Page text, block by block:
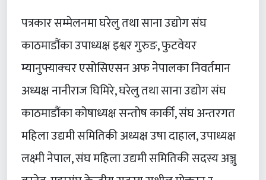
पत्रकार सम्मेलनमा घरेलु तथा साना उद्योग संघ
काठमाडौंका उपाध्यक्ष इश्वर गुरुङ, फुटवेयर
म्यानुफ्याक्चर एसोसिएसन अफ नेपालका निवर्तमान
अध्यक्ष नानीराज घिमिरे, घरेलु तथा साना उद्योग संघ
काठमाडौंका कोषाध्यक्ष सन्तोष कार्की, संघ अन्तरगत
महिला उद्यमी समितिकी अध्यक्ष उषा दाहाल, उपाध्यक्ष
लक्ष्मी नेपाल, संघ महिला उद्यमी समितिकी सदस्य अञ्जु